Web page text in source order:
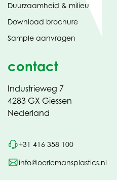
Duurzaamheid & milieu
Download brochure(opent
Sample aanvragen
contact
Industrieweg 7
4283 GX Giessen
Nederland
+31 416 358 100
info@oerlemansplastics.nl